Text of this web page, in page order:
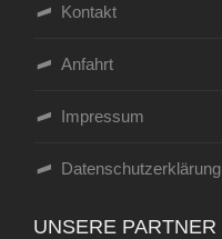
Kontakt
Anfahrt
Impressum
Datenschutzerklärung
UNSERE PARTNER